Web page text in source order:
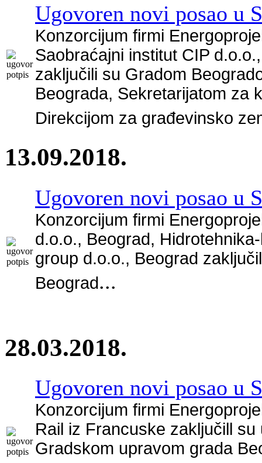
Ugovoren novi posao u
Konzorcijum firmi
Saobraćajni institut CIP
zaključili su Gradom
Beograda, Sekretarijatom za
Direkcijom za građevinsko
13.09.2018.
Ugovoren novi posao u
Konzorcijum firmi
d.o.o., Beograd,
group d.o.o., Beograd
Beograd...
28.03.2018.
Ugovoren novi posao u
Konzorcijum firmi
Rail iz Francuske zaključill
Gradskom upravom grada